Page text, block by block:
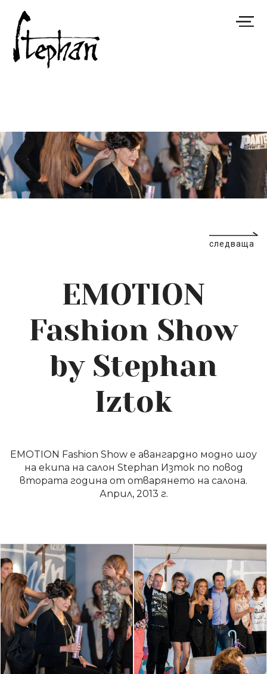
следваща
EMOTION
Fashion Show
by Stephan
Iztok
EMOTION Fashion Show е авангардно модно шоу
на екипа на салон Stephan Изток по повод
втората година от отварянето на салона.
Април, 2013 г.